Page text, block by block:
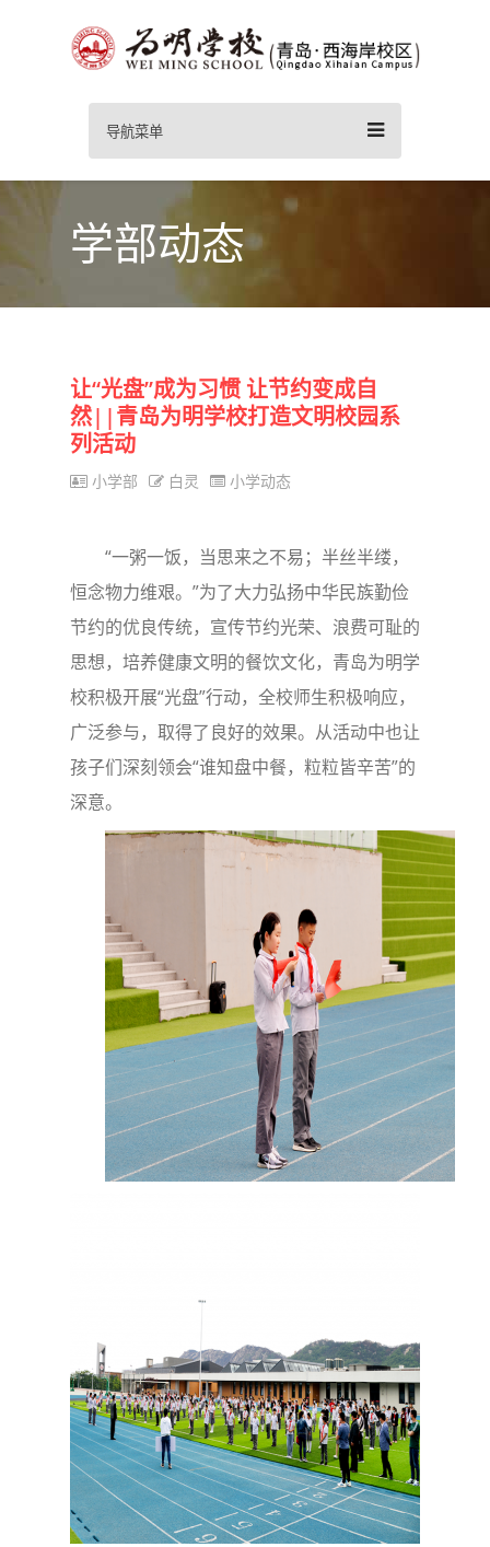
导航菜单
学部动态
让“光盘”成为习惯 让节约变成自
然||青岛为明学校打造文明校园系
列活动
小学部 白灵 小学动态
“一粥一饭，当思来之不易；半丝半缕，
恒念物力维艰。”为了大力弘扬中华民族勤俭
节约的优良传统，宣传节约光荣、浪费可耻的
思想，培养健康文明的餐饮文化，青岛为明学
校积极开展“光盘”行动，全校师生积极响应，
广泛参与，取得了良好的效果。从活动中也让
孩子们深刻领会“谁知盘中餐，粒粒皆辛苦”的
深意。